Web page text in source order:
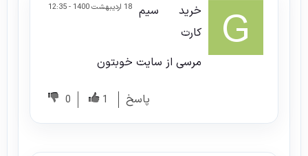
18 اردیبهشت 1400 - 12:35 خرید سیم
کارت
مرسی از سایت خوبتون
پاسخ 1
0